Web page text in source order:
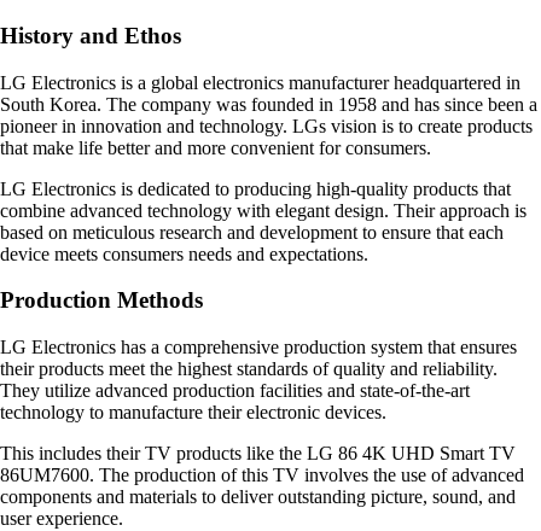
History and Ethos
LG Electronics is a global electronics manufacturer headquartered in
South Korea. The company was founded in 1958 and has since been a
pioneer in innovation and technology. LGs vision is to create products
that make life better and more convenient for consumers.
LG Electronics is dedicated to producing high-quality products that
combine advanced technology with elegant design. Their approach is
based on meticulous research and development to ensure that each
device meets consumers needs and expectations.
Production Methods
LG Electronics has a comprehensive production system that ensures
their products meet the highest standards of quality and reliability.
They utilize advanced production facilities and state-of-the-art
technology to manufacture their electronic devices.
This includes their TV products like the LG 86 4K UHD Smart TV
86UM7600. The production of this TV involves the use of advanced
components and materials to deliver outstanding picture, sound, and
user experience.